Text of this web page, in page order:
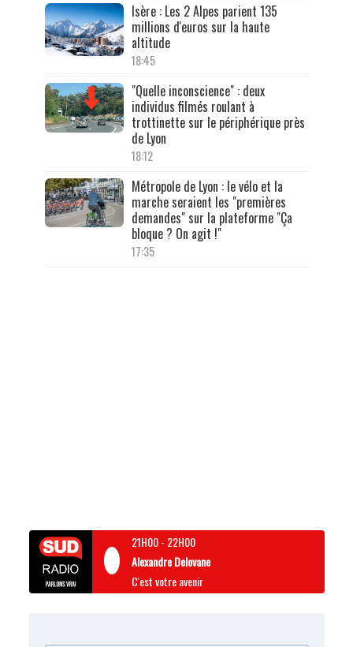
Isère : Les 2 Alpes parient 135
millions d'euros sur la haute
altitude
18:45
"Quelle inconscience" : deux
individus filmés roulant à
trottinette sur le périphérique près
de Lyon
18:12
Métropole de Lyon : le vélo et la
marche seraient les "premières
demandes" sur la plateforme "Ça
bloque ? On agit !"
17:35
21H00- 22H00
Alexandre Delovane
C'est votre avenir